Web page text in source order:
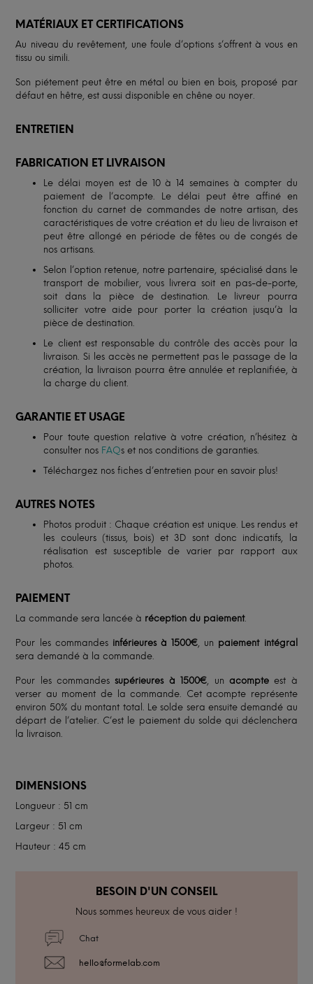
MATÉRIAUX ET CERTIFICATIONS
Au niveau du revêtement, une foule d’options s’offrent à vous en
tissu ou simili.
Son piétement peut être en métal ou bien en bois, proposé par
défaut en hêtre, est aussi disponible en chêne ou noyer.
ENTRETIEN
FABRICATION ET LIVRAISON
Le délai moyen est de 10 à 14 semaines à compter du
paiement de l’acompte. Le délai peut être affiné en
fonction du carnet de commandes de notre artisan, des
caractéristiques de votre création et du lieu de livraison et
peut être allongé en période de fêtes ou de congés de
nos artisans.
Selon l’option retenue, notre partenaire, spécialisé dans le
transport de mobilier, vous livrera soit en pas-de-porte,
soit dans la pièce de destination. Le livreur pourra
solliciter votre aide pour porter la création jusqu’à la
pièce de destination.
Le client est responsable du contrôle des accès pour la
livraison. Si les accès ne permettent pas le passage de la
création, la livraison pourra être annulée et replanifiée, à
la charge du client.
GARANTIE ET USAGE
Pour toute question relative à votre création, n’hésitez à
consulter nos FAQs et nos conditions de garanties.
Téléchargez nos fiches d’entretien pour en savoir plus!
AUTRES NOTES
Photos produit : Chaque création est unique. Les rendus et
les couleurs (tissus, bois) et 3D sont donc indicatifs, la
réalisation est susceptible de varier par rapport aux
photos.
PAIEMENT
La commande sera lancée à réception du paiement.
Pour les commandes inférieures à 1500€, un paiement intégral
sera demandé à la commande.
Pour les commandessupérieures à 1500€, un acompteest à
verser au moment de la commande. Cet acompte représente
environ 50% du montant total. Le solde sera ensuite demandé au
départ de l’atelier. C’est le paiement du solde qui déclenchera
la livraison.
DIMENSIONS
Longueur : 51 cm
Largeur : 51 cm
Hauteur : 45 cm
BESOIN D'UN CONSEIL
Nous sommes heureux de vous aider !
Chat
hello@formelab.com